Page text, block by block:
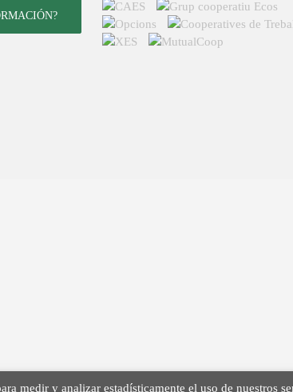
medir y analizar estadísticamente el uso de nuestros